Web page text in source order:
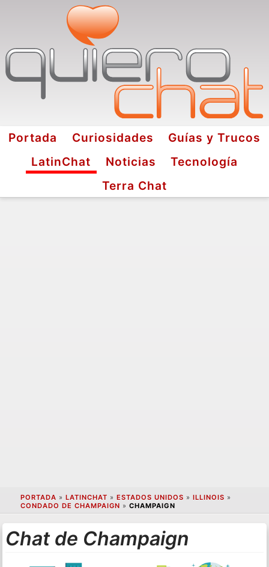
Portada Curiosidades
Guías y Trucos
LatinChat
Noticias
Tecnología
Terra Chat
PORTADA » LATINCHAT » ESTADOS UNIDOS » ILLINOIS »
CONDADO DE CHAMPAIGN » CHAMPAIGN
Chat de Champaign